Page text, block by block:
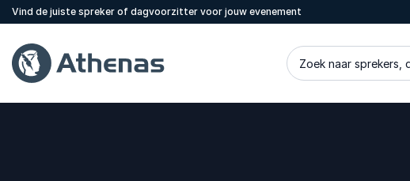
Vind de juiste spreker of dagvoorzitter voor jouw evenement
Zoek naar